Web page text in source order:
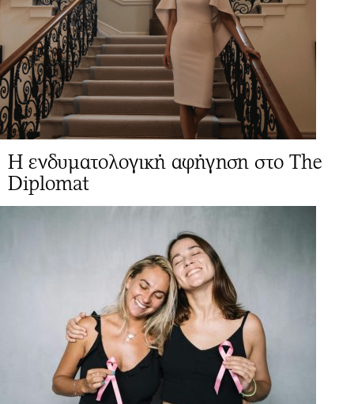
Η ενδυματολογική αφήγηση στο The
Diplomat